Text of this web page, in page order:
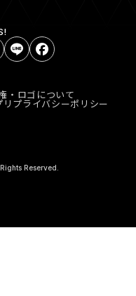
・ロゴについて
リプライバシーポリシー
Reserved.